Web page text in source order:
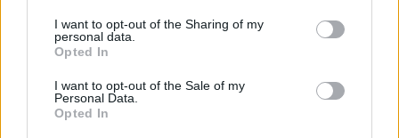
I want to opt-out of the Sharing of my
personal data.
Opted In
I want to opt-out of the Sale of my
Personal Data.
Opted In